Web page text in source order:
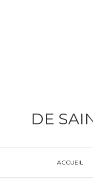
DE
ACCUEIL